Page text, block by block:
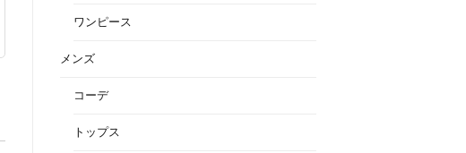
ワンピース
メンズ
コーデ
トップス